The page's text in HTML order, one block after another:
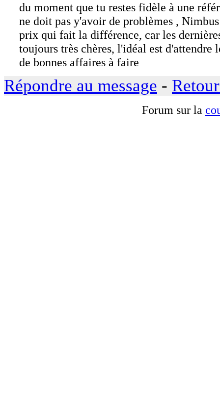
du moment que tu restes fidèle à une
ne doit pas y'avoir de problèmes ,
prix qui fait la différence, car les
toujours très chères, l'idéal est d'attendre
de bonnes affaires à faire
Répondre au message -
Forum sur la